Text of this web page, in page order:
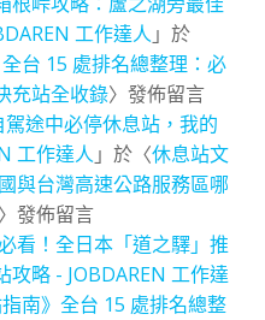
工作達人 」於
台 15 處排名總整理：必
充站全收錄〉發佈留言
途中必停休息站，我的
工作達人 」於〈休息站文
與台灣高速公路服務區哪
〉發佈留言
看！全日本「道之驛」推
略 - JOBDAREN 工作達
南》全台 15 處排名總整